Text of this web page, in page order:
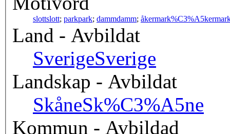
slottslott; parkpark; dammdamm; åkermark
Land - Avbildat
SverigeSverige
Landskap - Avbildat
SkåneSk%C3%A5ne
Kommun - Avbildad